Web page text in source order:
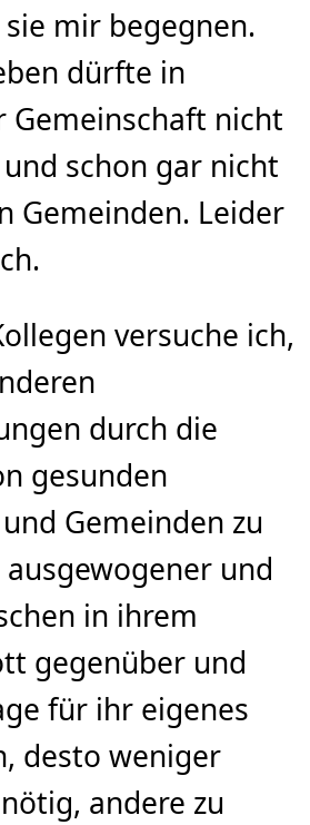
mir begegnen.
dürfte in
Gemeinschaft nicht
schon gar nicht
Gemeinden. Leider
versuche ich,
durch die
gesunden
Gemeinden zu
ausgewogener und
in ihrem
gegenüber und
für ihr eigenes
desto weniger
andere zu